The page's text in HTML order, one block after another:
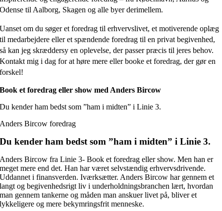
Odense til Aalborg, Skagen og alle byer derimellem.
Uanset om du søger et foredrag til erhvervslivet, et motiverende oplæg
til medarbejdere eller et spændende foredrag til en privat begivenhed,
så kan jeg skræddersy en oplevelse, der passer præcis til jeres behov.
Kontakt mig i dag for at høre mere eller booke et foredrag, der gør en
forskel!
Book et foredrag eller show med Anders Bircow
Du kender ham bedst som ”ham i midten” i Linie 3.
Anders Bircow foredrag
Du kender ham bedst som ”ham i midten” i Linie 3.
Anders Bircow fra Linie 3- Book et foredrag eller show. Men han er
meget mere end det. Han har været selvstændig erhvervsdrivende.
Uddannet i finansverden. Iværksætter. Anders Bircow har gennem et
langt og begivenhedsrigt liv i underholdningsbranchen lært, hvordan
man gennem tankerne og måden man anskuer livet på, bliver et
lykkeligere og mere bekymringsfrit menneske.